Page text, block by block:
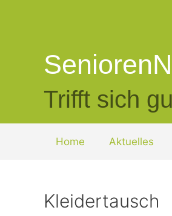
Trifft sich
Home Aktuelles
Kleidertausch